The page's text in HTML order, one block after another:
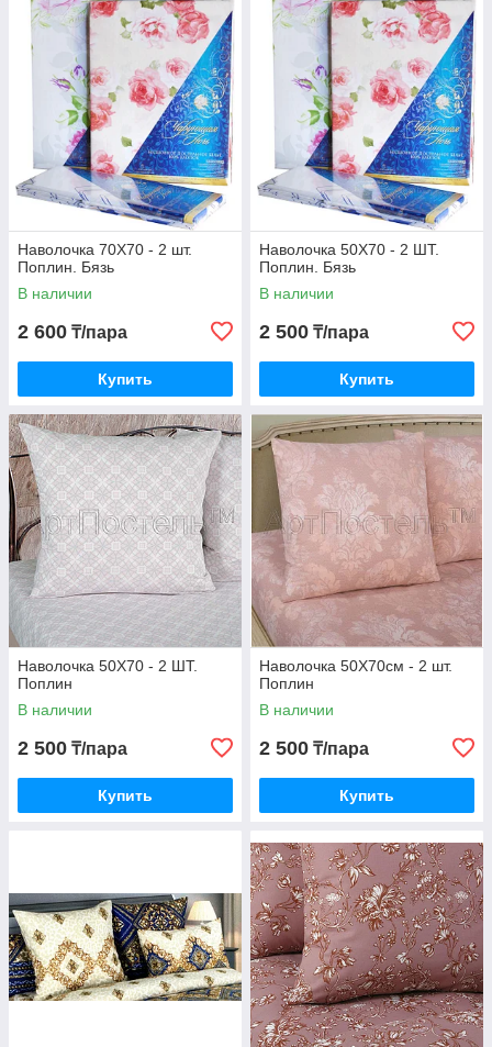
Наволочка 70Х70 - 2 шт.
Поплин. Бязь
В наличии
2 600 ₸/пара
Купить
Наволочка 50Х70 - 2 ШТ.
Поплин. Бязь
В наличии
2 500 ₸/пара
Купить
Наволочка 50Х70 - 2 ШТ.
Поплин
В наличии
2 500 ₸/пара
Купить
Наволочка 50Х70см - 2 шт.
Поплин
В наличии
2 500 ₸/пара
Купить